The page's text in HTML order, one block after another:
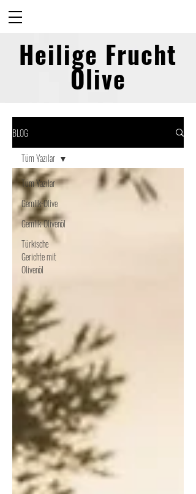
Heilige Frucht
Olive
BLOG
Tüm Yazılar
Gemlik-Olive
Gemlik-Olivenöl
Türkische
Gerichte mit
Olivenöl
Tüm Yazılar